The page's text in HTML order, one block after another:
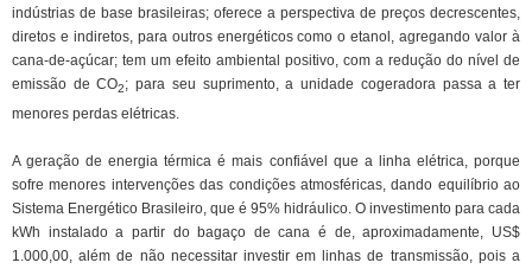
indústrias de base brasileiras; oferece a perspectiva de preços decrescentes,
diretos e indiretos, para outros energéticos como o etanol, agregando valor à
cana-de-açúcar; tem um efeito ambiental positivo, com a redução do nível de
emissão de CO2; para seu suprimento, a unidade cogeradora passa a ter
menores perdas elétricas.
A geração de energia térmica é mais confiável que a linha elétrica, porque
sofre menores intervenções das condições atmosféricas, dando equilíbrio ao
Sistema Energético Brasileiro, que é 95% hidráulico. O investimento para cada
kWh instalado a partir do bagaço de cana é de, aproximadamente, US$
1.000,00, além de não necessitar investir em linhas de transmissão, pois a